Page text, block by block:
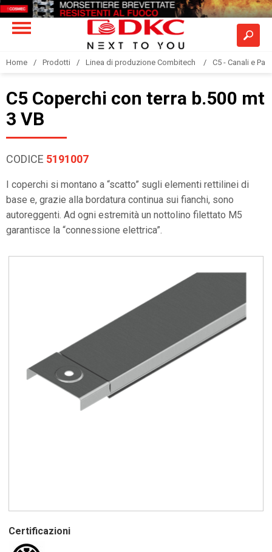
Home Prodotti Linea di produzione Combitech C5 - Canali e
C5 Coperchi con terra b.500 mt
3 VB
CODICE 5191007
I coperchi si montano a “scatto” sugli elementi rettilinei di
base e, grazie alla bordatura continua sui fianchi, sono
autoreggenti. Ad ogni estremità un nottolino filettato M5
garantisce la “connessione elettrica”.
Certificazioni